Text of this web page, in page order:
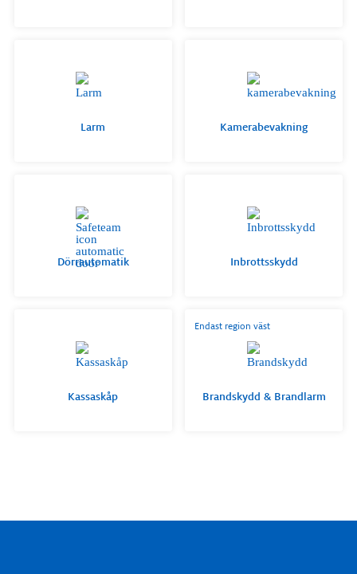
Larm Kamerabevakning
Dörrautomatik Inbrottsskydd
Kassaskåp
Endast region väst
Brandskydd & Brandlarm